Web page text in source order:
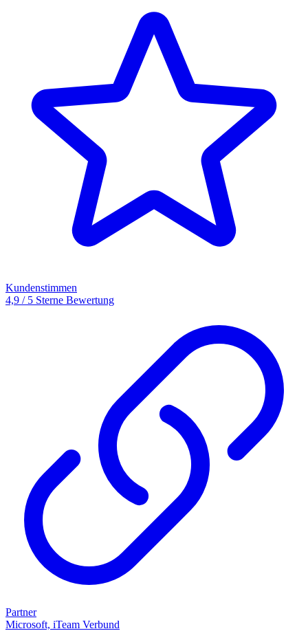
Kundenstimmen
4,9 / 5 Sterne Bewertung
Partner
Microsoft, iTeam Verbund